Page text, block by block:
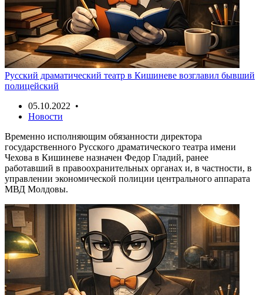
Русский драматический театр в Кишиневе возглавил бывший
полицейский
05.10.2022 •
Новости
Временно исполняющим обязанности директора
государственного Русского драматического театра имени
Чехова в Кишиневе назначен Федор Гладий, ранее
работавший в правоохранительных органах и, в частности, в
управлении экономической полиции центрального аппарата
МВД Молдовы.